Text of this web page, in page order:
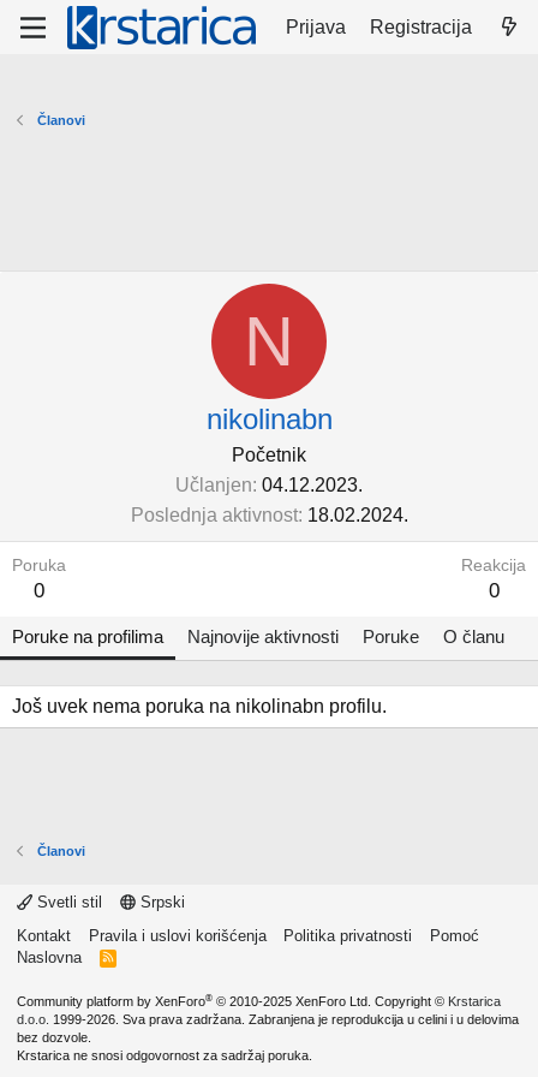
Prijava Registracija
Članovi
N
nikolinabn
Početnik
Učlanjen 04.12.2023.
Poslednja aktivnost 18.02.2024.
Poruka
0
Reakcija
0
Poruke na profilima Najnovije aktivnosti Poruke O članu
Još uvek nema poruka na nikolinabn profilu.
Članovi
Svetli stil
Srpski
Kontakt
Pravila i uslovi korišćenja Politika privatnosti
Pomoć
Naslovna
R
Community platform by XenForo® © 2010-2025 XenForo Ltd. Copyright © Krstarica
d.o.o. 1999-2026. Sva prava zadržana. Zabranjena je reprodukcija u celini i u delovima
bez dozvole.
Krstarica ne snosi odgovornost za sadržaj poruka.